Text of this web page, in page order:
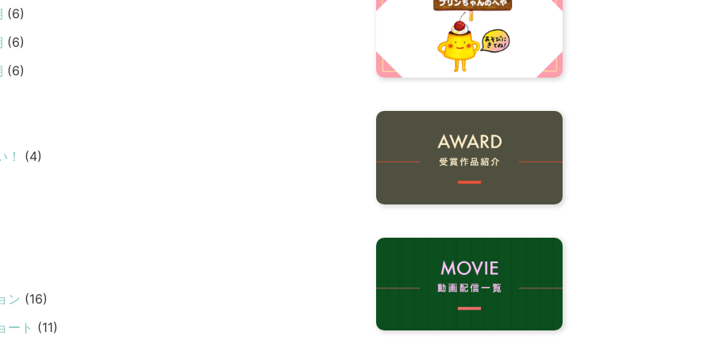
(6)
(6)
(6)
！ (4)
ン (16)
ート (11)